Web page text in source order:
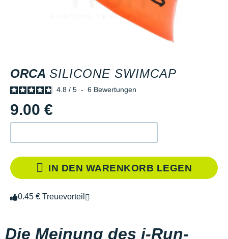
ORCA SILICONE SWIMCAP
4.8 / 5 - 6 Bewertungen
9.00 €
IN DEN WARENKORB LEGEN
0.45 € Treuevorteil
Die Meinung des i-Run-